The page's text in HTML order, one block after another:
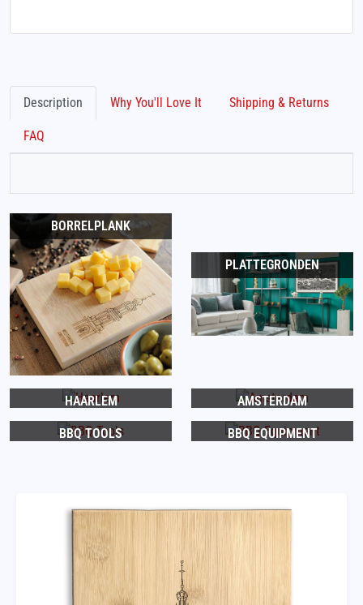
Description Why You'll Love It Shipping & Returns
FAQ
BORRELPLANK
PLATTEGRONDEN
HAARLEM AMSTERDAM
BBQ TOOLS BBQ EQUIPMENT